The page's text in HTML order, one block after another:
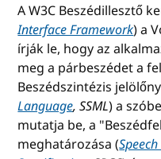
A W3C Beszédillesztő
Interface Framework) a
írják le, hogy az
meg a párbeszédet a
Beszédszintézis
Language, SSML) a
mutatja be, a
meghatározása (